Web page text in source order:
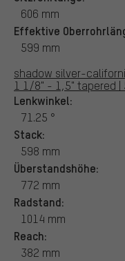
606 mm
Effektive
599 mm
shadow silver-
1 1/8" - 1,5" tapered |
Lenkwinkel:
71.25 °
Stack:
598 mm
Überstandshöhe:
772 mm
Radstand:
1014 mm
Reach:
382 mm